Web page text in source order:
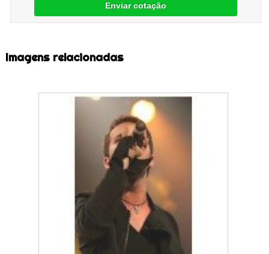
Enviar cotação
Imagens relacionadas